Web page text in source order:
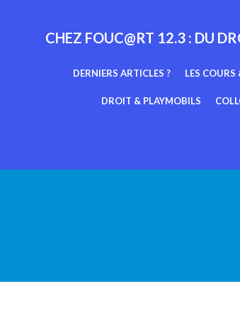
CHEZ FOUC@RT 12.3 : DU
DERNIERS ARTICLES ? LES
DROIT & PLAYMOBILS